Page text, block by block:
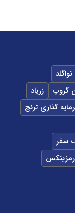
نواگلد
گروپ
زرپاد
گذاری ترنج
سفر
رمزینکس